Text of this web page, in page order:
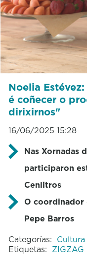
Noelia
é coñecer o
dirixirnos"
16/06/2025 15:28
Nas Xornadas
participaron
Cenlitros
O coordinador
Pepe Barros
Categorías: Cultura
Etiquetas: ZIGZAG